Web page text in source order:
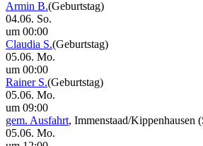
Armin B.(Geburtstag)
04.06. So.
um 00:00
Claudia S.(Geburtstag)
05.06. Mo.
um 00:00
Rainer S.(Geburtstag)
05.06. Mo.
um 09:00
gem. Ausfahrt, Immenstaad/Kippenhausen
05.06. Mo.